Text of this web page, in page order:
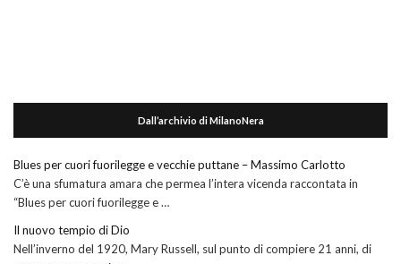
Dall’archivio di MilanoNera
Blues per cuori fuorilegge e vecchie puttane – Massimo Carlotto
C’è una sfumatura amara che permea l’intera vicenda raccontata in
“Blues per cuori fuorilegge e …
Il nuovo tempio di Dio
Nell’inverno del 1920, Mary Russell, sul punto di compiere 21 anni, di